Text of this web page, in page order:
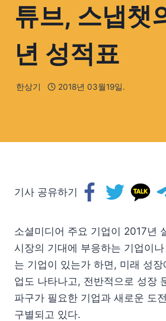
튜브, 스냅챗
년 성적표
한상기 2018년 03월19일.
기사 공유하기
소셜미디어 주요 기업이 2017년
시장의 기대에 부응하는 기업이
는 기업이 있는가 하면, 미래 성장
업도 나타나고, 전반적으로 성장
파구가 필요한 기업과 새로운 도
구별되고 있다.